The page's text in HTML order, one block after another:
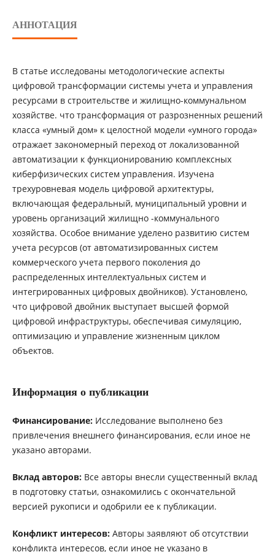
АННОТАЦИЯ
В статье исследованы методологические аспекты
цифровой трансформации системы учета и управления
ресурсами в строительстве и жилищно-коммунальном
хозяйстве. что трансформация от разрозненных решений
класса «умный дом» к целостной модели «умного города»
отражает закономерный переход от локализованной
автоматизации к функционированию комплексных
киберфизических систем управления. Изучена
трехуровневая модель цифровой архитектуры,
включающая федеральный, муниципальный уровни и
уровень организаций жилищно -коммунального
хозяйства. Особое внимание уделено развитию систем
учета ресурсов (от автоматизированных систем
коммерческого учета первого поколения до
распределенных интеллектуальных систем и
интегрированных цифровых двойников). Установлено,
что цифровой двойник выступает высшей формой
цифровой инфраструктуры, обеспечивая симуляцию,
оптимизацию и управление жизненным циклом
объектов.
Информация о публикации
Финансирование:Исследование выполнено без
привлечения внешнего финансирования, если иное не
указано авторами.
Вклад авторов:Все авторы внесли существенный вклад
в подготовку статьи, ознакомились с окончательной
версией рукописи и одобрили ее к публикации.
Конфликт интересов:Авторы заявляют об отсутствии
конфликта интересов, если иное не указано в